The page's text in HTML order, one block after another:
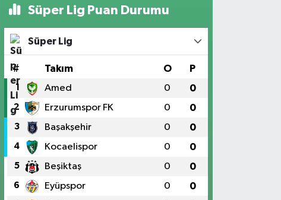
Süper Lig Puan Durumu
Süper Lig
# Takım O P
1 Amed 0 0
2 Erzurumspor FK 0 0
3 Başakşehir 0 0
4 Kocaelispor 0 0
5 Beşiktaş 0 0
6 Eyüpspor 0 0